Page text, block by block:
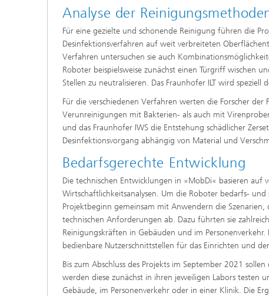
Analyse der
Für eine gezielte und schonende Reinigung führen die
Desinfektionsverfahren auf weit verbreiteten
Verfahren untersuchen sie auch
Roboter beispielsweise zunächst einen Türgriff wischen
Stellen zu neutralisieren. Das Fraunhofer ILT wird
Für die verschiedenen Verfahren werten die Forscher
Verunreinigungen mit Bakterien- als auch mit
und das Fraunhofer IWS die Entstehung schädlicher
Desinfektionsvorgang abhängig von Material und
Bedarfsgerechte Entwicklung
Die technischen Entwicklungen in »MobDi« basieren
Wirtschaftlichkeitsanalysen. Um die Roboter bedarfs-
Projektbeginn gemeinsam mit Anwendern die
technischen Anforderungen ab. Dazu führten sie
Reinigungskräften in Gebäuden und im
bedienbare Nutzerschnittstellen für das Einrichten und
Bis zum Abschluss des Projekts im September 2021
werden diese zunächst in ihren jeweiligen Labors testen
Gebäude, im Personenverkehr oder in einer Klinik. Die